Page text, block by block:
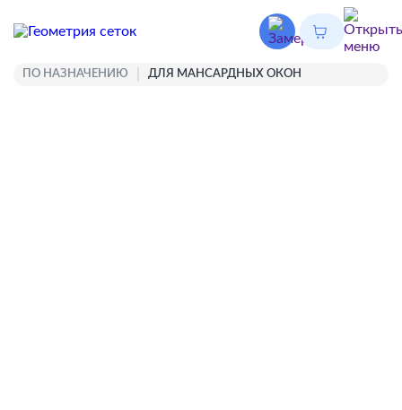
ПО НАЗНАЧЕНИЮ ДЛЯ МАНСАРДНЫХ ОКОН